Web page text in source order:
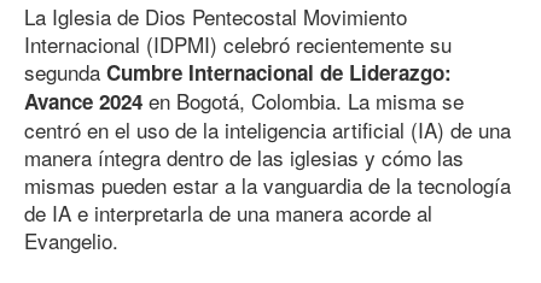
La Iglesia de Dios Pentecostal Movimiento
Internacional (IDPMI) celebró recientemente su
segunda Cumbre Internacional de Liderazgo:
Avance 2024 en Bogotá, Colombia. La misma se
centró en el uso de la inteligencia artificial (IA) de una
manera íntegra dentro de las iglesias y cómo las
mismas pueden estar a la vanguardia de la tecnología
de IA e interpretarla de una manera acorde al
Evangelio.